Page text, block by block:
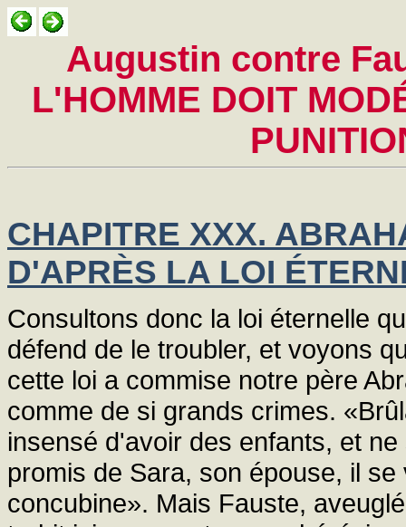
Augustin contre
L'HOMME DOIT
CHAPITRE XXX.
D'APRÈS LA LOI
Consultons donc la loi éternelle
défend de le troubler, et voyons
cette loi a commise notre père
comme de si grands crimes.
insensé d'avoir des enfants, et
promis de Sara, son épouse, il
concubine». Mais Fauste,